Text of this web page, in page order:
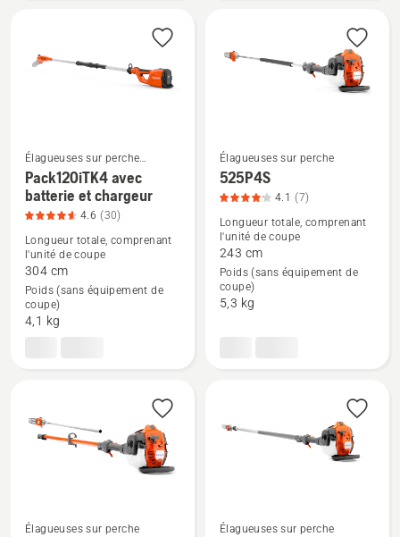
chargeur,
sur
Voir
plus
de
détails
sur
Pack120iTK4
avec
note
Élagueuses sur perche
électriques et sur batterie
Pack120iTK4 avec
batterie et chargeur
4.6 (30)
Longueur totale, comprenant
l'unité de coupe
304 cm
Poids (sans équipement de
coupe)
4,1 kg
Voir
plus
de
sur
525P4S,
Élagueuses sur perche
525P4S
4.1 (7)
Longueur totale, comprenant
l'unité de coupe
243 cm
Poids (sans équipement de
coupe)
5,3 kg
Élagueuses sur perche Élagueuses sur perche